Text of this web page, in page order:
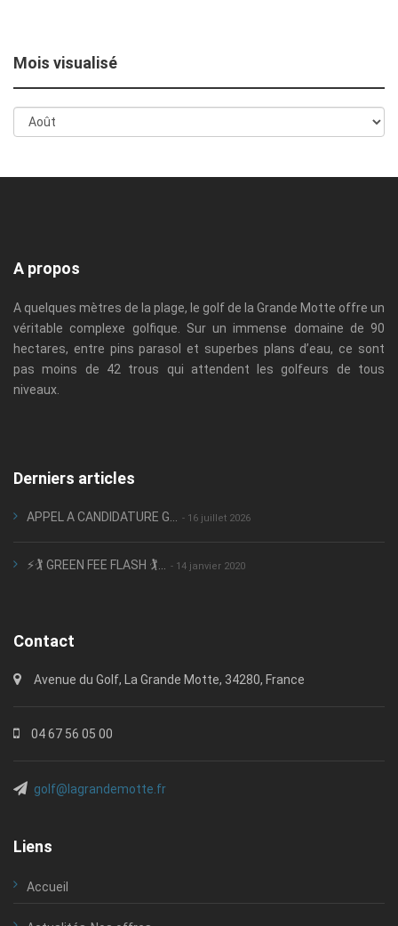
Mois visualisé
A propos
A quelques mètres de la plage, le golf de la Grande Motte offre un
véritable complexe golfique. Sur un immense domaine de 90
hectares, entre pins parasol et superbes plans d’eau, ce sont
pas moins de 42 trous qui attendent les golfeurs de tous
niveaux.
Derniers articles
APPEL A CANDIDATURE G... - 16 juillet 2026
⚡🏌️ GREEN FEE FLASH 🏌️... - 14 janvier 2020
Contact
Avenue du Golf, La Grande Motte, 34280, France
04 67 56 05 00
golf@lagrandemotte.fr
Liens
Accueil